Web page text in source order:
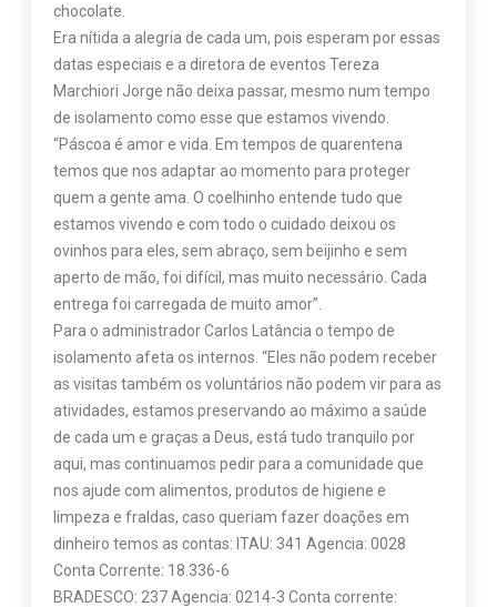
chocolate.
Era nítida a alegria de cada um, pois esperam por essas
datas especiais e a diretora de eventos Tereza
Marchiori Jorge não deixa passar, mesmo num tempo
de isolamento como esse que estamos vivendo.
“Páscoa é amor e vida. Em tempos de quarentena
temos que nos adaptar ao momento para proteger
quem a gente ama. O coelhinho entende tudo que
estamos vivendo e com todo o cuidado deixou os
ovinhos para eles, sem abraço, sem beijinho e sem
aperto de mão, foi difícil, mas muito necessário. Cada
entrega foi carregada de muito amor”.
Para o administrador Carlos Latância o tempo de
isolamento afeta os internos. “Eles não podem receber
as visitas também os voluntários não podem vir para as
atividades, estamos preservando ao máximo a saúde
de cada um e graças a Deus, está tudo tranquilo por
aqui, mas continuamos pedir para a comunidade que
nos ajude com alimentos, produtos de higiene e
limpeza e fraldas, caso queriam fazer doações em
dinheiro temos as contas: ITAU: 341 Agencia: 0028
Conta Corrente: 18.336-6
BRADESCO: 237 Agencia: 0214-3 Conta corrente: